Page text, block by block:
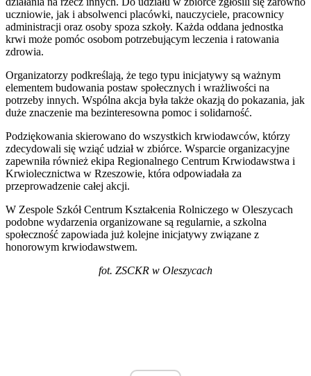
uczniowie, jak i absolwenci placówki, nauczyciele, pracownicy
administracji oraz osoby spoza szkoły. Każda oddana jednostka
krwi może pomóc osobom potrzebującym leczenia i ratowania
zdrowia.
Organizatorzy podkreślają, że tego typu inicjatywy są ważnym
elementem budowania postaw społecznych i wrażliwości na
potrzeby innych. Wspólna akcja była także okazją do pokazania, jak
duże znaczenie ma bezinteresowna pomoc i solidarność.
Podziękowania skierowano do wszystkich krwiodawców, którzy
zdecydowali się wziąć udział w zbiórce. Wsparcie organizacyjne
zapewniła również ekipa Regionalnego Centrum Krwiodawstwa i
Krwiolecznictwa w Rzeszowie, która odpowiadała za
przeprowadzenie całej akcji.
W Zespole Szkół Centrum Kształcenia Rolniczego w Oleszycach
podobne wydarzenia organizowane są regularnie, a szkolna
społeczność zapowiada już kolejne inicjatywy związane z
honorowym krwiodawstwem.
fot. ZSCKR w Oleszycach